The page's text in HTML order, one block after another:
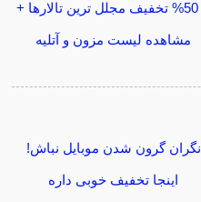
تا 50% تخفیف مجلل ترین تالارها +
مشاهده لیست مزون و آتلیه
نگران گرون شدن موبایل نباش!
اینجا تخفیف خوبی داره